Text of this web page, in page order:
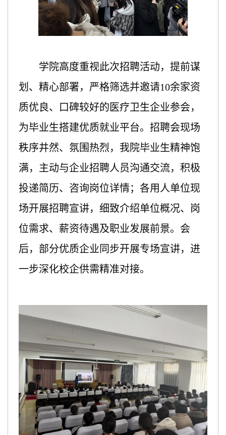
学院高度重视此次招聘活动，提前谋
划、精心部署，严格筛选并邀请10余家资
质优良、口碑较好的医疗卫生企业参会，
为毕业生搭建优质就业平台。招聘会现场
秩序井然、氛围热烈，我院毕业生精神饱
满，主动与企业招聘人员沟通交流，积极
投递简历、咨询岗位详情；各用人单位现
场开展招聘宣讲，细致介绍单位概况、岗
位需求、薪资待遇及职业发展前景。会
后， 部分优质企业同步开展专场宣讲，进
一步深化校企供需精准对接。